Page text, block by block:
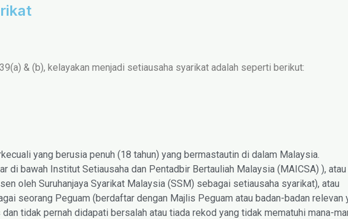
& (b), kelayakan menjadi setiausaha syarikat adalah seperti berikut:
yang berusia penuh (18 tahun) yang bermastautin di dalam Malaysia.
di bawah Institut Setiausaha dan Pentadbir Bertauliah Malaysia (MAICSA) ), atau
oleh Suruhanjaya Syarikat Malaysia (SSM) sebagai setiausaha syarikat), atau
seorang Peguam (berdaftar dengan Majlis Peguam atau badan-badan relevan
tidak pernah didapati bersalah atau tiada rekod yang tidak mematuhi mana-